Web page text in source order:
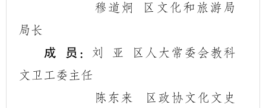
穆道炯
区文化和旅游局
局长
成
员 ：刘 亚
区人大常委会教科
文卫工委主任
陈东来
区政协文化文史